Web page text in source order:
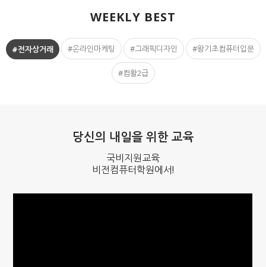
WEEKLY BEST
#전자상거래 #온라인마케팅 #그래픽디자인 #왕기초컴퓨터입문
#컴활2급
당신의 내일을 위한 교육
국비지원교육
비전컴퓨터학원에서!